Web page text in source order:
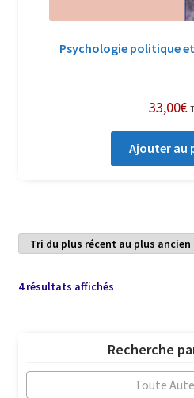
Psychologie politique
33,00€
Ajouter au
4 résultats affichésTrié
au
plus
ancien
Recherche
Toute